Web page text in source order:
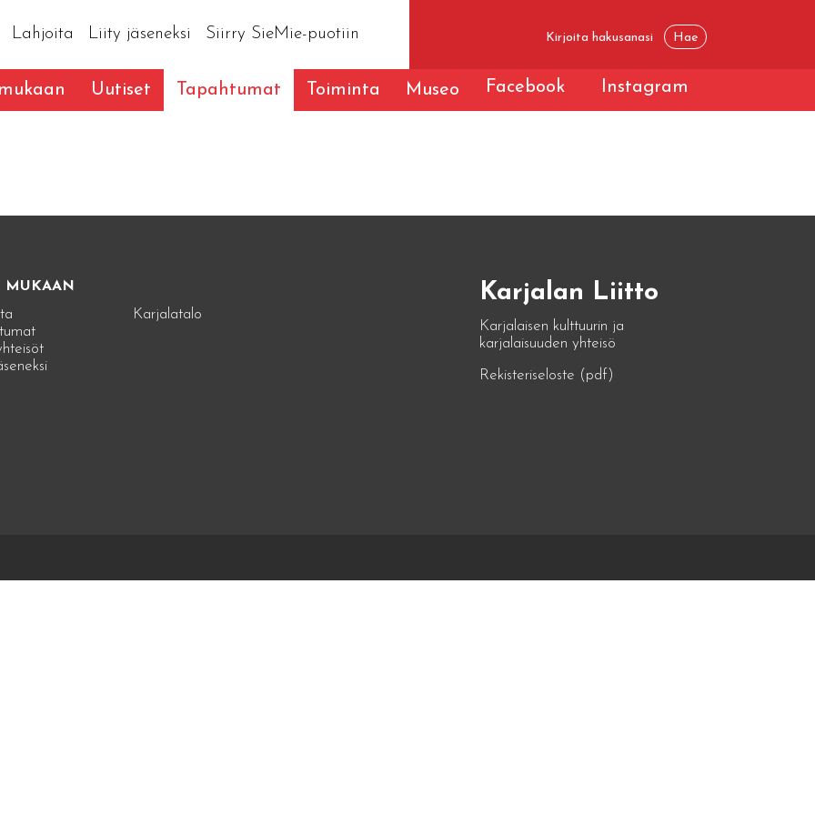
Lahjoita Liity jäseneksi Siirry SieMie-puotiin
Uutiset Tapahtumat Toiminta Museo Facebook Instagram
MUKAAN
Karjalatalo
Karjalan Liitto
Karjalaisen kulttuurin ja
karjalaisuuden yhteisö
Rekisteriseloste (pdf)